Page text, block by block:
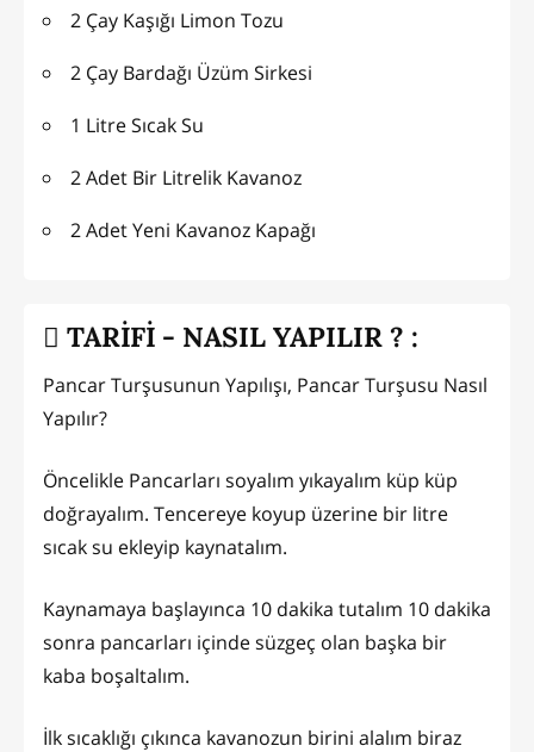
2 Çay Kaşığı Limon Tozu
2 Çay Bardağı Üzüm Sirkesi
1 Litre Sıcak Su
2 Adet Bir Litrelik Kavanoz
2 Adet Yeni Kavanoz Kapağı
TARİFİ - NASIL YAPILIR ? :
Pancar Turşusunun Yapılışı, Pancar Turşusu Nasıl
Yapılır?
Öncelikle Pancarları soyalım yıkayalım küp küp
doğrayalım. Tencereye koyup üzerine bir litre
sıcak su ekleyip kaynatalım.
Kaynamaya başlayınca 10 dakika tutalım 10 dakika
sonra pancarları içinde süzgeç olan başka bir
kaba boşaltalım.
İlk sıcaklığı çıkınca kavanozun birini alalım biraz